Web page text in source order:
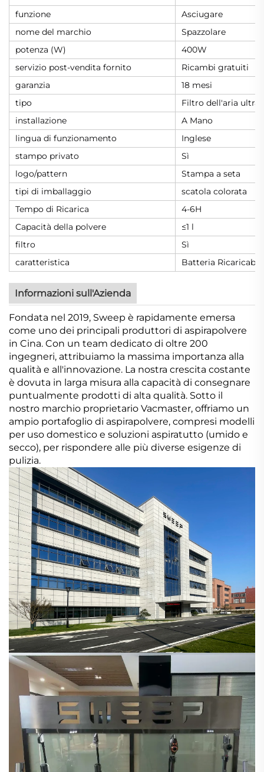
funzione
Asciugare
nome del marchio
Spazzolare
potenza (W)
400W
servizio post-vendita fornito
Ricambi gratuiti
garanzia
18 mesi
tipo
Filtro dell'aria
installazione
A Mano
lingua di funzionamento
Inglese
stampo privato
Sì
logo/pattern
Stampa a seta
tipi di imballaggio
scatola colorata
Tempo di Ricarica
4-6H
Capacità della polvere
≤1 l
filtro
Sì
caratteristica
Batteria
Informazioni sull'Azienda
Fondata nel 2019, Sweep è rapidamente emersa
come uno dei principali produttori di aspirapolvere
in Cina. Con un team dedicato di oltre 200
ingegneri, attribuiamo la massima importanza alla
qualità e all'innovazione. La nostra crescita costante
è dovuta in larga misura alla capacità di consegnare
puntualmente prodotti di alta qualità. Sotto il
nostro marchio proprietario Vacmaster, offriamo un
ampio portafoglio di aspirapolvere, compresi modelli
per uso domestico e soluzioni aspiratutto (umido e
secco), per rispondere alle più diverse esigenze di
pulizia.